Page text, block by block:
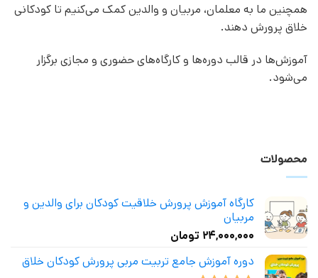
همچنین ما به معلمان، مربیان و والدین کمک می‌کنیم تا کودکانی
خلاق پرورش دهند.
آموزش‌ها در قالب دوره‌ها و کارگاه‌های حضوری و مجازی برگزار
می‌شود.
محصولات
کارگاه آموزش پرورش خلاقیت کودکان برای والدین و
مربیان
۲۴,۰۰۰,۰۰۰ تومان
دوره آموزش جامع تربیت مربی پرورش کودکان خلاق